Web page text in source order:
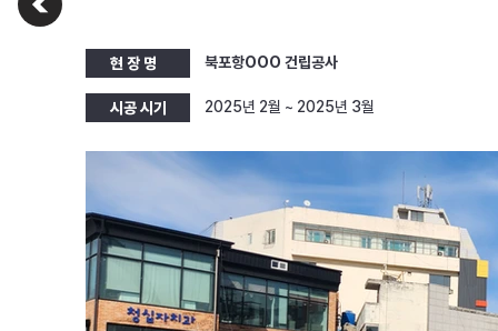
현 장 명 북포항OOO 건립공사
시공 시기 2025년 2월 ~ 2025년 3월